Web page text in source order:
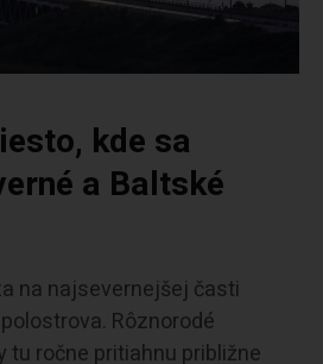
kde sa
a Baltské
na najsevernejšej časti
Rôznorodé
ročne pritiahnu približne